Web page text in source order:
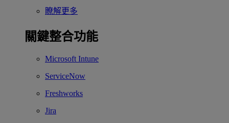
瞭解更多
關鍵整合功能
Microsoft Intune
ServiceNow
Freshworks
Jira